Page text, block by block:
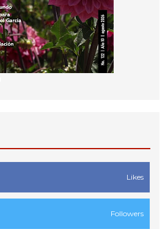
Likes
Followers